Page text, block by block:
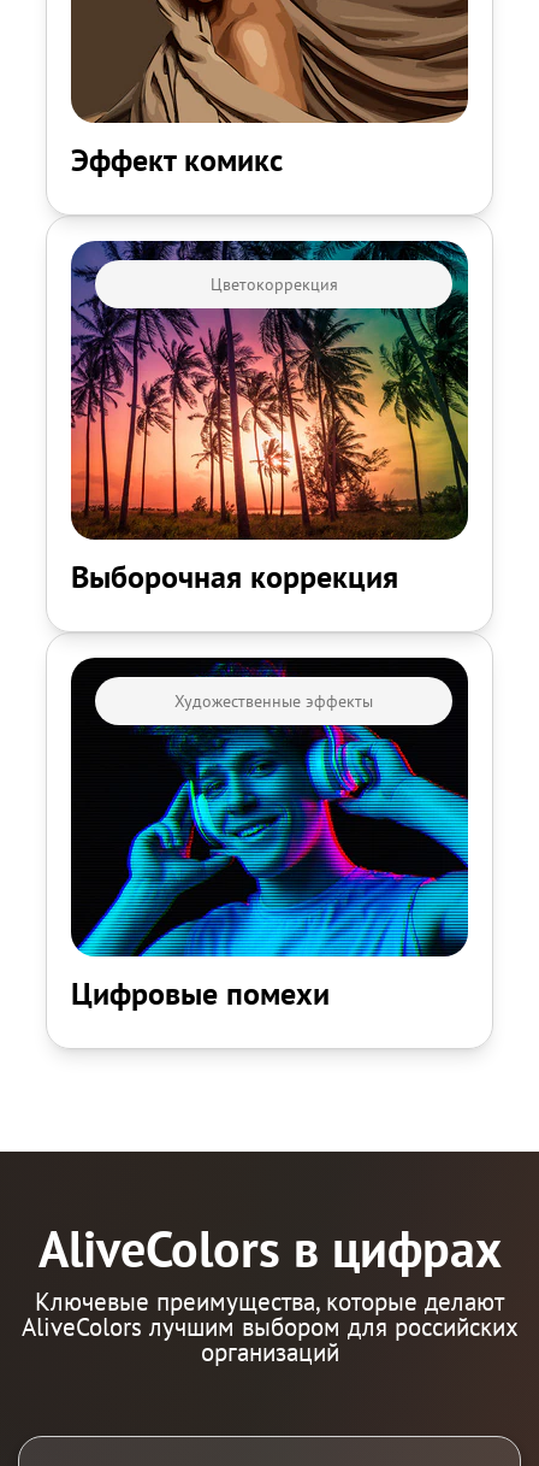
Эффект комикс
Цветокоррекция
Выборочная коррекция
Художественные эффекты
Цифровые помехи
AliveColors в цифрах
Ключевые преимущества, которые делают
AliveColors лучшим выбором для российских
организаций